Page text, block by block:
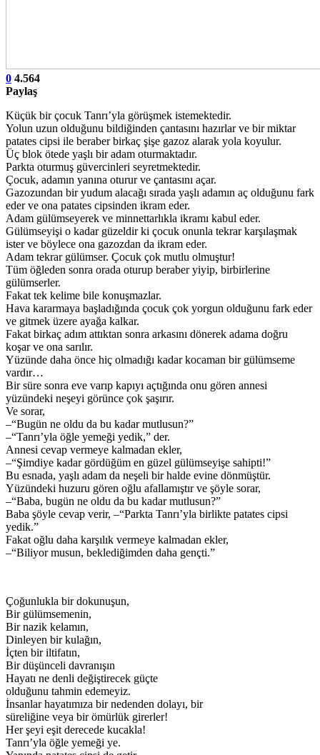
0 4.564
Paylaş
Küçük bir çocuk Tanrı’yla görüşmek istemektedir.
Yolun uzun olduğunu bildiğinden çantasını hazırlar ve bir miktar
patates cipsi ile beraber birkaç şişe gazoz alarak yola koyulur.
Üç blok ötede yaşlı bir adam oturmaktadır.
Parkta oturmuş güvercinleri seyretmektedir.
Çocuk, adamın yanına oturur ve çantasını açar.
Gazozundan bir yudum alacağı sırada yaşlı adamın aç olduğunu fark
eder ve ona patates cipsinden ikram eder.
Adam gülümseyerek ve minnettarlıkla ikramı kabul eder.
Gülümseyişi o kadar güzeldir ki çocuk onunla tekrar karşılaşmak
ister ve böylece ona gazozdan da ikram eder.
Adam tekrar gülümser. Çocuk çok mutlu olmuştur!
Tüm öğleden sonra orada oturup beraber yiyip, birbirlerine
gülümserler.
Fakat tek kelime bile konuşmazlar.
Hava kararmaya başladığında çocuk çok yorgun olduğunu fark eder
ve gitmek üzere ayağa kalkar.
Fakat birkaç adım attıktan sonra arkasını dönerek adama doğru
koşar ve ona sarılır.
Yüzünde daha önce hiç olmadığı kadar kocaman bir gülümseme
vardır…
Bir süre sonra eve varıp kapıyı açtığında onu gören annesi
yüzündeki neşeyi görünce çok şaşırır.
Ve sorar,
–“Bugün ne oldu da bu kadar mutlusun?”
–“Tanrı’yla öğle yemeği yedik,” der.
Annesi cevap vermeye kalmadan ekler,
–“Şimdiye kadar gördüğüm en güzel gülümseyişe sahipti!”
Bu esnada, yaşlı adam da neşeli bir halde evine dönmüştür.
Yüzündeki huzuru gören oğlu afallamıştır ve şöyle sorar,
–“Baba, bugün ne oldu da bu kadar mutlusun?”
Baba şöyle cevap verir, –“Parkta Tanrı’yla birlikte patates cipsi
yedik.”
Fakat oğlu daha karşılık vermeye kalmadan ekler,
–“Biliyor musun, beklediğimden daha gençti.”
Çoğunlukla bir dokunuşun,
Bir gülümsemenin,
Bir nazik kelamın,
Dinleyen bir kulağın,
İçten bir iltifatın,
Bir düşünceli davranışın
Hayatı ne denli değiştirecek güçte
olduğunu tahmin edemeyiz.
İnsanlar hayatımıza bir nedenden dolayı, bir
süreliğine veya bir ömürlük girerler!
Her şeyi eşit derecede kucakla!
Tanrı’yla öğle yemeği ye.